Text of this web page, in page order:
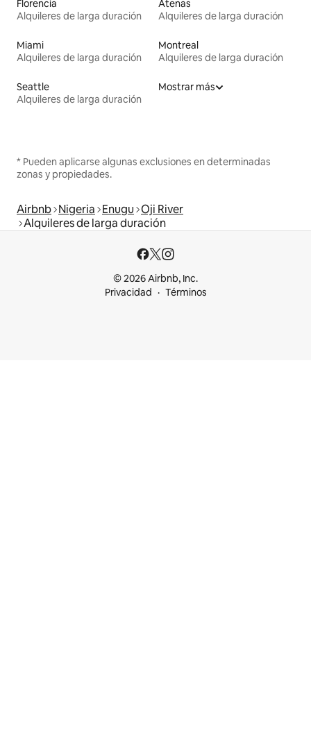
Florencia
Alquileres de larga duración
Atenas
Alquileres de larga duración
Miami
Alquileres de larga duración
Montreal
Alquileres de larga duración
Seattle
Alquileres de larga duración
Mostrar más
* Pueden aplicarse algunas exclusiones en determinadas
zonas y propiedades.
Airbnb Nigeria Enugu Oji River
Alquileres de larga duración
© 2026 Airbnb, Inc.
Privacidad
Términos